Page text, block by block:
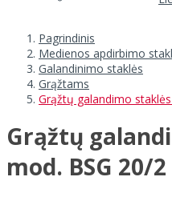
Pagrindinis
Medienos apdirbimo
Galandinimo staklės
Grąžtams
Grąžtų galandimo
Grąžtų
mod. BSG 20/2